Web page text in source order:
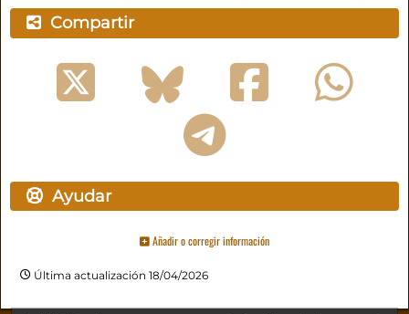
Compartir
Ayudar
Añadir o corregir información
Última actualización 18/04/2026